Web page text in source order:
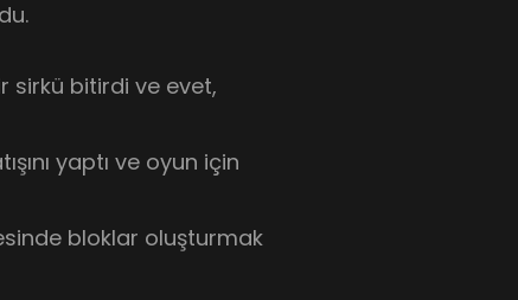
sirkü bitirdi ve evet,
yaptı ve oyun için
bloklar oluşturmak